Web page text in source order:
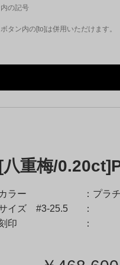
の記号
タン内の[to]は併用いただけます。
八重梅/
カラー
プラ
イズ #3-25.5
印